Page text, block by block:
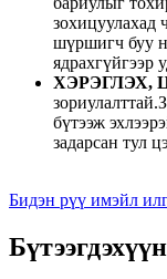
зохицуулахад
шүршигч буу
ядрахгүйгээр
ХЭРЭГЛЭХ,
бүтээж
задарсан тул
Бидэн рүү имэйл